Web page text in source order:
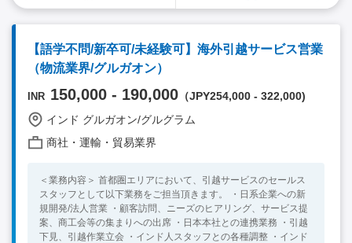
【語学不問/新卒可/未経験可】海外引越サービス営業
（物流業界/グルガオン）
INR 150,000 - 190,000 （JPY254,000 - 322,000)
インド グルガオン/グルグラム
商社・運輸・貿易業界
＜業務内容＞ 首都圏エリアにおいて、引越サービスのセールス
スタッフとして以下業務をご担当頂きます。 ・日系企業への新
規開発/法人営業 ・顧客訪問、ニーズのヒアリング、サービス提
案、商工会等の集まりへの出席 ・日本本社との連携業務 ・引越
下見、引越作業立会 ・インド人スタッフとの各種調整 ・インド